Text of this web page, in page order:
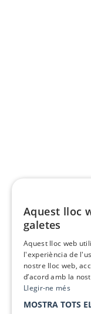
Aquest lloc
galetes
Aquest lloc web
l'experiència de
nostre lloc web,
d’acord amb la
Llegir-ne més
MOSTRA TOTS